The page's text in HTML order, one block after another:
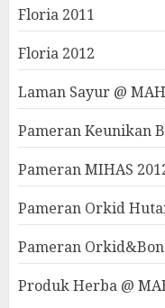
Floria 2011
Floria 2012
Laman Sayur @
Pameran Keunikan
Pameran MIHAS
Pameran Orkid
Pameran
Produk Herba @